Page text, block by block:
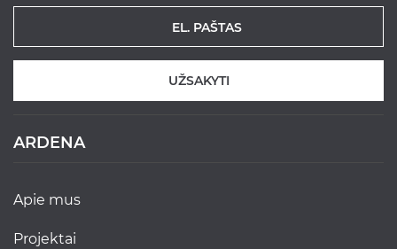
UŽSAKYTI
ARDENA
apie mus
projektai